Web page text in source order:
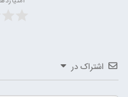
اشتراک در